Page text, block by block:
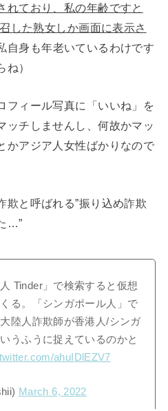
れており、私の年齢ですと
した熟女しか画面に表示さ
身も年老いているわけです
）
フィール写真に「いいね」を
ッチしませんし、何故かマッ
かアジア人女性ばかりなので
欺と呼ばれる”振り込め詐欺
…”
Tinder」で検索すると仮想
る。「シンガポール人」で
陸人詐欺師が香港人/シンガ
うふうに捉えているのかと
ahuIDlEZV7
March 6, 2022